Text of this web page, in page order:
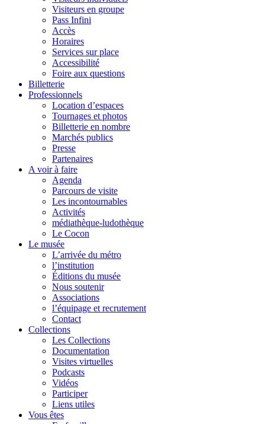
Visiteurs en groupe
Pass Infini
Accès
Horaires
Services sur place
Accessibilité
Foire aux questions
Billetterie
Professionnels
Location d’espaces
Tournages et photos
Billetterie en nombre
Marchés publics
Presse
Partenaires
A voir à faire
Agenda
Parcours de visite
Les incontournables
Activités
médiathèque-ludothèque
Le Cocon
Le musée
L’arrivée du métro
l’institution
Éditions du musée
Nous soutenir
Associations
l’équipage et recrutement
Contact
Collections
Les Collections
Documentation
Visites virtuelles
Podcasts
Vidéos
Participer
Liens utiles
Vous êtes